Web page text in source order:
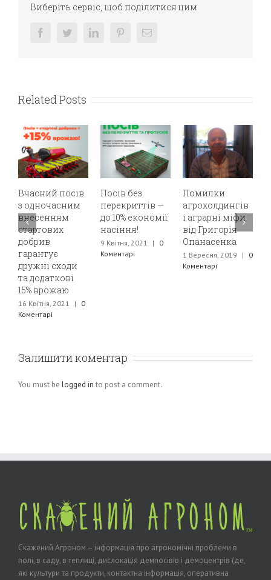
Виберіть сервіс, щоб поділитися цим
facebooktwitter linkedin pinterestE-
Related Posts
Вчасний посів
з одночасним
внесенням
стартових
добрив
гарантує
дружні сходи
та додаткові
15% врожаю
16 Квітня, 2021 |
0
Коментарі
Посів без
перекриттів —
до 10% економії
насіння!
9 Квітня, 2021 |
0
Коментарі
Помилки
агрохолдингів
і аграрні міфи
від Григорія
Опанасенка
1 Вересня, 2019 |
0
Коментарі
Залишити коментар
You must be logged in to post a comment.
Скажений Агроном – інформація про агрономічні проблеми в
полі, в саду, в теплиці, дислокація демпосівів і демоцентрів (де,
які культури та продукти, контактна інформація, оперативна